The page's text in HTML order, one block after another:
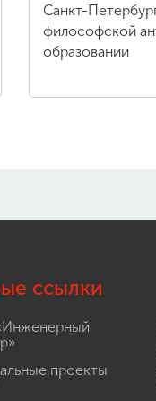
Санкт-
философской
образовании
ссылки
проекты